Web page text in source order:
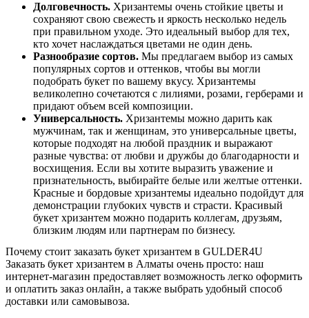
Долговечность. Хризантемы очень стойкие цветы и
сохраняют свою свежесть и яркость несколько недель
при правильном уходе. Это идеальный выбор для тех,
кто хочет наслаждаться цветами не один день.
Разнообразие сортов. Мы предлагаем выбор из самых
популярных сортов и оттенков, чтобы вы могли
подобрать букет по вашему вкусу. Хризантемы
великолепно сочетаются с лилиями, розами, герберами и
придают объем всей композиции.
Универсальность. Хризантемы можно дарить как
мужчинам, так и женщинам, это универсальные цветы,
которые подходят на любой праздник и выражают
разные чувства: от любви и дружбы до благодарности и
восхищения. Если вы хотите выразить уважение и
признательность, выбирайте белые или желтые оттенки.
Красные и бордовые хризантемы идеально подойдут для
демонстрации глубоких чувств и страсти. Красивый
букет хризантем можно подарить коллегам, друзьям,
близким людям или партнерам по бизнесу.
Почему стоит заказать букет хризантем в GULDER4U
Заказать букет хризантем в Алматы очень просто: наш
интернет-магазин предоставляет возможность легко оформить
и оплатить заказ онлайн, а также выбрать удобный способ
доставки или самовывоза.